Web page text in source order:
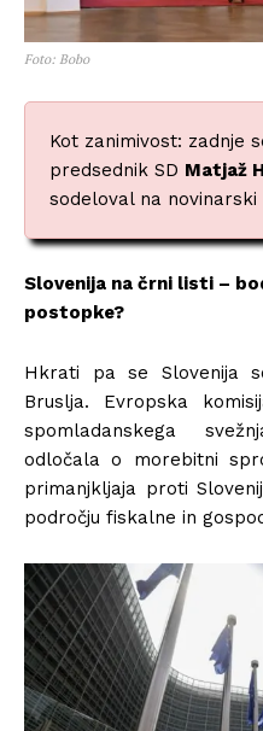
Foto: Bobo
Kot zanimivost: zadnje
predsednik SD Matjaž
sodeloval na
Slovenija na črni listi –
postopke?
Hkrati pa se Slovenija
Bruslja. Evropska
spomladanskega
odločala o morebitni
primanjkljaja proti
področju fiskalne in